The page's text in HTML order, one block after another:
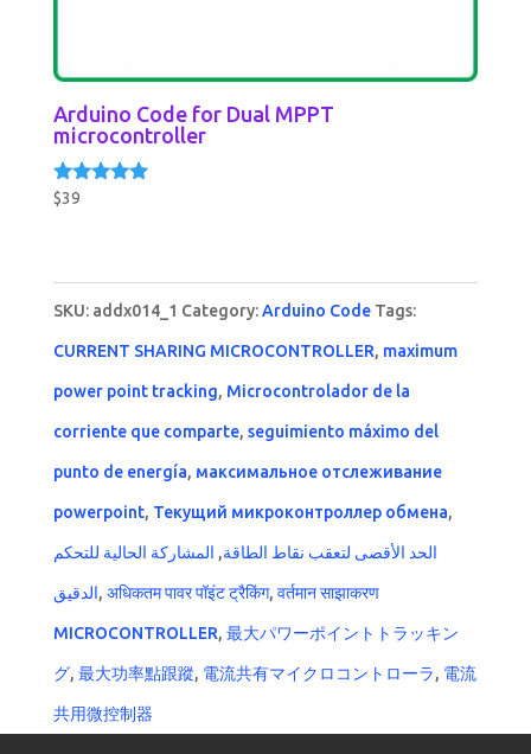
Arduino Code for Dual MPPT
microcontroller
Rated
$39
SKU: addx014_1 Category:Arduino Code Tags:
CURRENT SHARING MICROCONTROLLER, maximum
power point tracking, Microcontrolador de la
corriente que comparte, seguimiento máximo del
punto de energía, максимальное отслеживание
powerpoint, Текущий микроконтроллер обмена,
الحد الأقصى لتعقب نقاط الطاقة, المشاركة الحالية للتحكم
الدقيق, अधिकतम पावर पॉइंट ट्रैकिंग, वर्तमान साझाकरण
MICROCONTROLLER, 最大パワーポイントトラッキン
グ, 最大功率點跟蹤, 電流共有マイクロコントローラ, 電流
共用微控制器